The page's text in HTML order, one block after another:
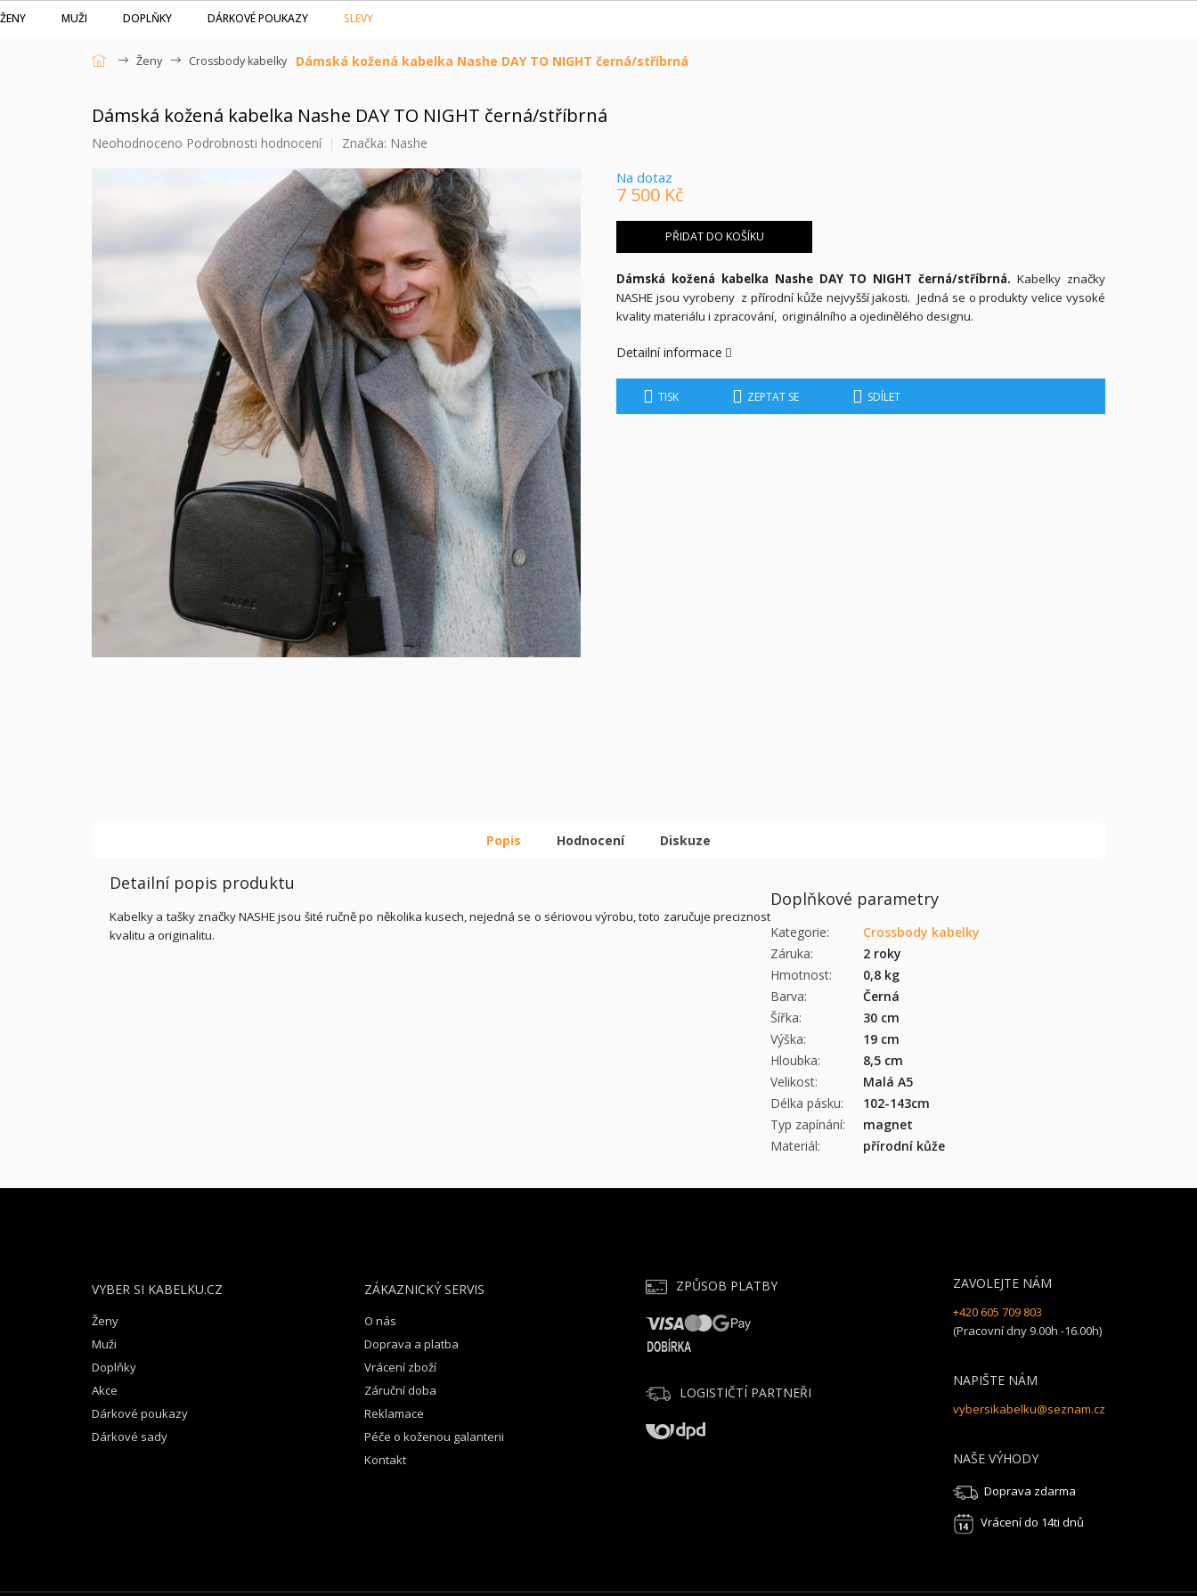
Přejít
na
ŽENY MUŽI DOPLŇKY DÁRKOVÉ POUKAZY SLEVY
Ženy Crossbody kabelky Dámská kožená kabelka Nashe DAY TO NIGHT černá/stříbrná
Dámská kožená kabelka Nashe DAY TO NIGHT černá/stříbrná
Průměrné
hvězdiček.
Neohodnoceno Podrobnosti hodnocení Značka: Nashe
7 500 Kč
cena:
Na dotaz
PŘIDAT DO KOŠÍKU
Dámská kožená kabelka Nashe DAY TO NIGHT černá/stříbrná. Kabelky značky
NASHE jsou vyrobeny z přírodní kůže nejvyšší jakosti. Jedná se o produkty velice vysoké
kvality materiálu i zpracování, originálního a ojedinělého designu.
Detailní informace
TISK ZEPTAT SE SDÍLET
Popis Hodnocení Diskuze
Detailní popis produktu
Kabelky a tašky značky NASHE jsou šité ručně po několika kusech, nejedná se o sériovou výrobu, toto zaručuje preciznost
kvalitu a originalitu.
Doplňkové parametry
Kategorie:
Crossbody kabelky
Záruka:
2 roky
Hmotnost:
0,8 kg
Barva:
Černá
Šířka:
30 cm
Výška:
19 cm
Hloubka:
8,5 cm
Velikost:
Malá A5
Délka pásku:
102-143cm
Typ zapínání:
magnet
Materiál: přírodní kůže
VYBER SI KABELKU.CZ
Ženy
Muži
Doplňky
Akce
Dárkové poukazy
Dárkové sady
ZÁKAZNICKÝ SERVIS
O nás
Doprava a platba
Vrácení zboží
Záruční doba
Reklamace
Péče o koženou galanterii
Kontakt
ZPŮSOB PLATBY
LOGISTIČTÍ PARTNEŘI
ZAVOLEJTE NÁM
+420 605 709 803
(Pracovní dny 9.00h -16.00h)
NAPIŠTE NÁM
vybersikabelku@seznam.cz
NAŠE VÝHODY
Doprava zdarma
Vrácení do 14ti dnů